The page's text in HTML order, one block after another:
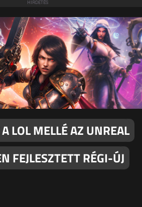
LOL MELLÉ AZ UNREAL
FEJLESZTETT RÉGI-ÚJ